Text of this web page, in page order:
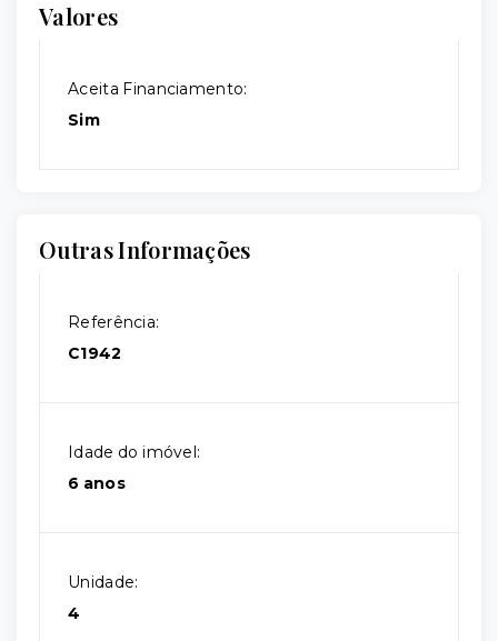
Valores
Aceita Financiamento:
Sim
Outras Informações
Referência:
C1942
Idade do imóvel:
6 anos
Unidade:
4